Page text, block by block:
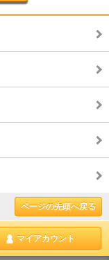
ページの先頭へ戻る
マイアカウント